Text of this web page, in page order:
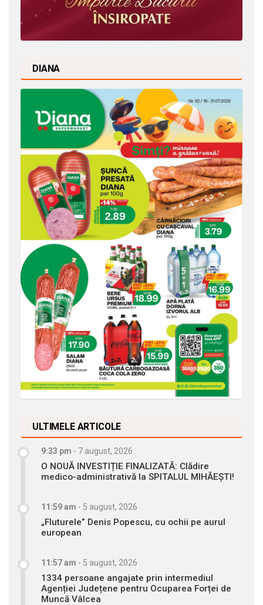
DIANA
ULTIMELE ARTICOLE
9:33 pm - 7 august, 2026
O NOUĂ INVESTIȚIE FINALIZATĂ: Clădire
medico-administrativă la SPITALUL MIHĂEȘTI!
11:59 am - 5 august, 2026
„Fluturele” Denis Popescu, cu ochii pe aurul
european
11:57 am - 5 august, 2026
1334 persoane angajate prin intermediul
Agenției Județene pentru Ocuparea Forței de
Muncă Vâlcea